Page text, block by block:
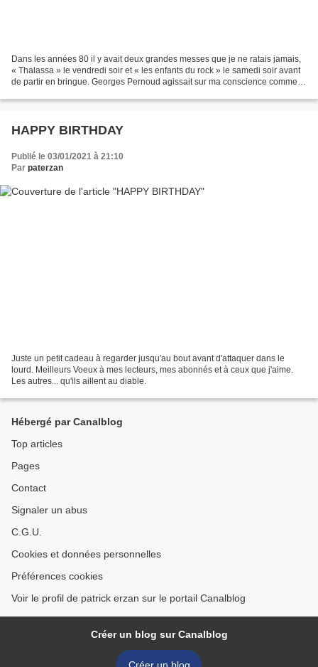
Dans les années 80 il y avait deux grandes messes que je ne ratais jamais,
« Thalassa » le vendredi soir et « les enfants du rock » le samedi soir avant
de partir en bringue. Georges Pernoud agissait sur ma conscience comme
HAPPY BIRTHDAY
Publié le 03/01/2021 à 21:10
Par paterzan
Juste un petit cadeau à regarder jusqu'au bout avant d'attaquer dans le
lourd. Meilleurs Voeux à mes lecteurs, mes abonnés et à ceux que j'aime.
Les autres... qu'ils aillent au diable.
Hébergé par Canalblog
Top articles
Pages
Contact
Signaler un abus
C.G.U.
Cookies et données personnelles
Préférences cookies
Voir le profil de patrick erzan sur le portail Canalblog
Créer un blog sur Canalblog